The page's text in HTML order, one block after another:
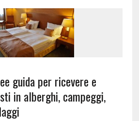
guida per ricevere e
in alberghi, campeggi,